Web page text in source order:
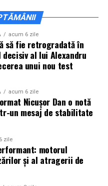
18:00.
și Ioana
publicul dinCinema City
de la 18:30și vor
alături de
laCinema City
februarie, de la 18:30, la
regizorul
și Oana Gherman,
filmul
acum 6 zile
să fie retrogradată în
decisiv al lui Alexandru
unui nou test
acum 6 zile
Nicușor Dan o notă
un mesaj de stabilitate
zile
motorul
și al atragerii de